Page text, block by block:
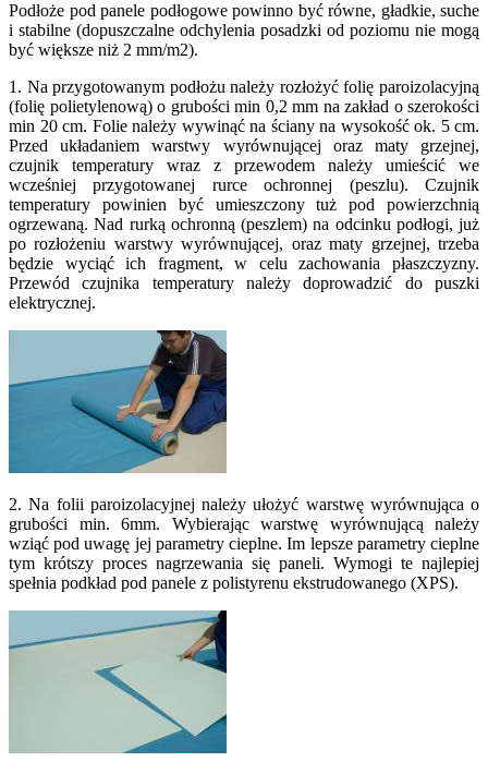
Podłoże pod panele podłogowe powinno być równe, gładkie, suche
i stabilne (dopuszczalne odchylenia posadzki od poziomu nie mogą
być większe niż 2 mm/m2).
1. Na przygotowanym podłożu należy rozłożyć folię paroizolacyjną
(folię polietylenową) o grubości min 0,2 mm na zakład o szerokości
min 20 cm. Folie należy wywinąć na ściany na wysokość ok. 5 cm.
Przed układaniem warstwy wyrównującej oraz maty grzejnej,
czujnik temperatury wraz z przewodem należy umieścić we
wcześniej przygotowanej rurce ochronnej (peszlu). Czujnik
temperatury powinien być umieszczony tuż pod powierzchnią
ogrzewaną. Nad rurką ochronną (peszlem) na odcinku podłogi, już
po rozłożeniu warstwy wyrównującej, oraz maty grzejnej, trzeba
będzie wyciąć ich fragment, w celu zachowania płaszczyzny.
Przewód czujnika temperatury należy doprowadzić do puszki
elektrycznej.
2. Na folii paroizolacyjnej należy ułożyć warstwę wyrównująca o
grubości min. 6mm. Wybierając warstwę wyrównującą należy
wziąć pod uwagę jej parametry cieplne. Im lepsze parametry cieplne
tym krótszy proces nagrzewania się paneli. Wymogi te najlepiej
spełnia podkład pod panele z polistyrenu ekstrudowanego (XPS).